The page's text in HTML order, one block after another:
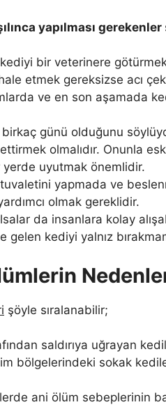
yapılması gerekenler
bir veterinere
etmek gereksizse acı
ve en son aşamada
günü olduğunu
olmalıdır. Onunla
uyutmak önemlidir.
yapmada ve
olmak gereklidir.
da insanlara kolay
gelen kediyi yalnız
şöyle sıralanabilir;
saldırıya uğrayan
bölgelerindeki sokak
ani ölüm sebeplerinin